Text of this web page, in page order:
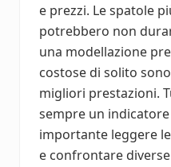
e prezzi. Le spatole
potrebbero non
una modellazione
costose di solito
migliori prestazioni.
sempre un
importante leggere
e confrontare